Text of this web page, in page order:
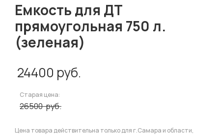
Емкость для ДТ
прямоугольная 750 л.
(зеленая)
24400 руб.
Старая цена:
26500руб.
Цена товара действительна только для г.Самара и области,